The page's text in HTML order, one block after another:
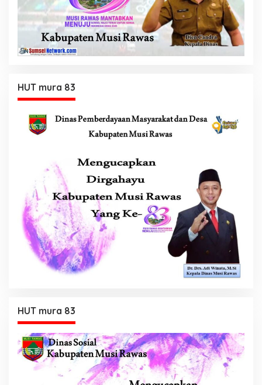
HUT mura 83
HUT mura 83